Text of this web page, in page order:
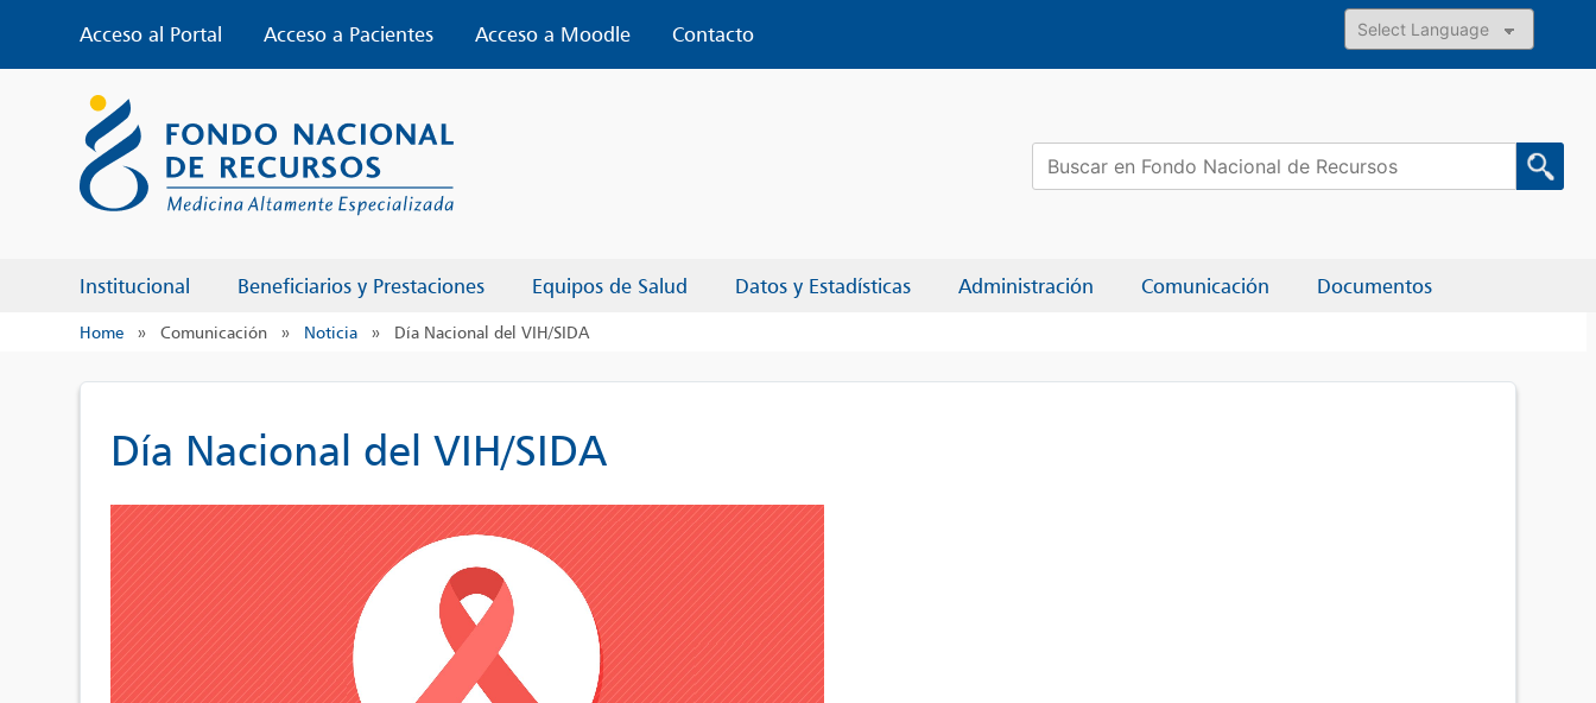
content
Acceso al Portal Acceso a Pacientes Acceso a Moodle
Contacto
Powered by
Institucional Beneficiarios y Prestaciones Equipos de Salud Datos y Estadísticas Administración Comunicación Documentos
Buscar:
Home » Comunicación » Noticia » Día Nacional del VIH/SIDA
Día Nacional del VIH/SIDA